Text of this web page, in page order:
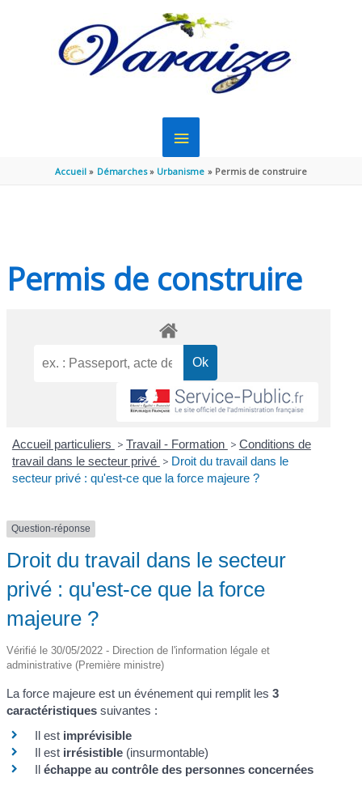
MENU
PRINCIPAL
Accueil Démarches Urbanisme Permis de construire
Permis de construire
Accueil particuliers > Travail - Formation > Conditions de
travail dans le secteur privé > Droit du travail dans le
secteur privé : qu'est-ce que la force majeure ?
Question-réponse
Droit du travail dans le secteur
privé : qu'est-ce que la force
majeure ?
Vérifié le 30/05/2022 - Direction de l'information légale et
administrative (Première ministre)
La force majeure est un événement qui remplit les3
caractéristiques suivantes :
Il est imprévisible
Il est irrésistible (insurmontable)
Iléchappe au contrôle des personnes concernées